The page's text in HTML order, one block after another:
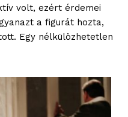
volt, ezért érdemei
a figurát hozta,
Egy nélkülözhetetlen